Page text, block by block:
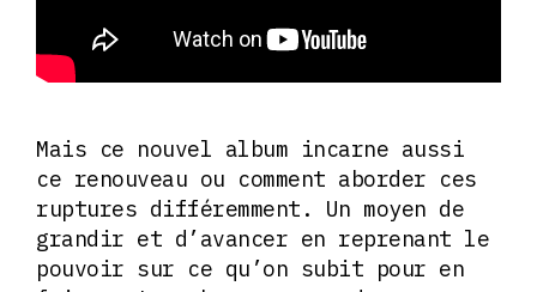
Mais ce nouvel album incarne aussi
ce renouveau ou comment aborder ces
ruptures différemment. Un moyen de
grandir et d’avancer en reprenant le
pouvoir sur ce qu’on subit pour en